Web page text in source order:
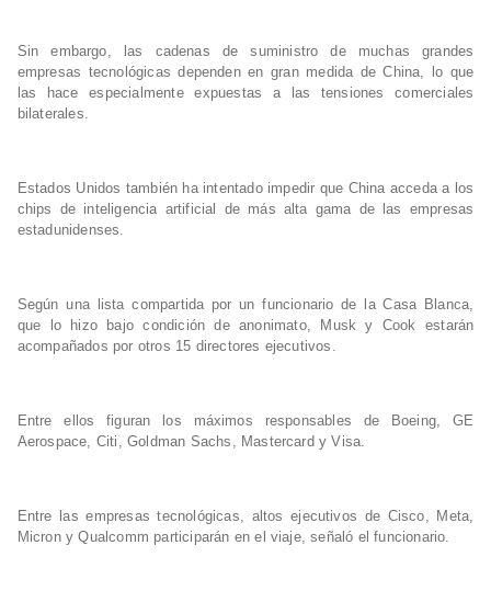
Sin embargo, las cadenas de suministro de muchas grandes
empresas tecnológicas dependen en gran medida de China, lo que
las hace especialmente expuestas a las tensiones comerciales
bilaterales.
Estados Unidos también ha intentado impedir que China acceda a los
chips de inteligencia artificial de más alta gama de las empresas
estadunidenses.
Según una lista compartida por un funcionario de la Casa Blanca,
que lo hizo bajo condición de anonimato, Musk y Cook estarán
acompañados por otros 15 directores ejecutivos.
Entre ellos figuran los máximos responsables de Boeing, GE
Aerospace, Citi, Goldman Sachs, Mastercard y Visa.
Entre las empresas tecnológicas, altos ejecutivos de Cisco, Meta,
Micron y Qualcomm participarán en el viaje, señaló el funcionario.